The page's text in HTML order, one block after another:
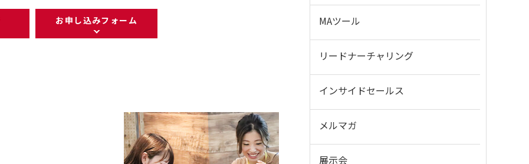
お申し込みフォーム MAツール
リードナーチャリング
インサイドセールス
メルマガ
展示会